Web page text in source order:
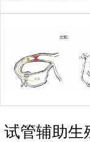
试管辅助生